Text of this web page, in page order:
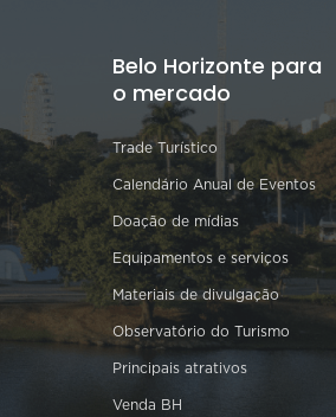
Belo Horizonte para
o mercado
Trade Turístico
Calendário Anual de Eventos
Doação de mídias
Equipamentos e serviços
Materiais de divulgação
Observatório do Turismo
Principais atrativos
Venda BH